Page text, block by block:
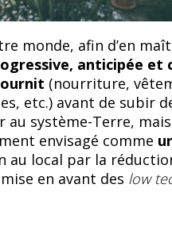
monde, afin d’en
anticipée
(nourriture,
etc.) avant de subir
au système-Terre,
envisagé comme
au local par la
en avant des low